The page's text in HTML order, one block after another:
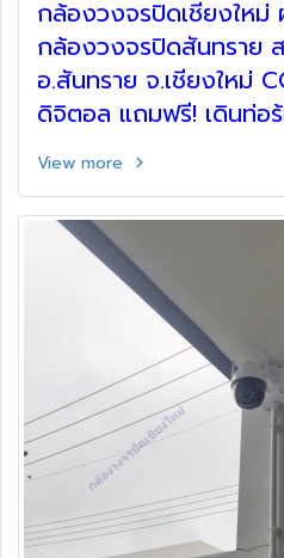
กล้องวงจรปิดเชียงใหม่
กล้องวงจรปิดสันทราย
อ.สันทราย จ.เชียงใหม่ CCTV กล้องไอพี ระบบ
ดิจิตอล แถมฟรี! เ
View more